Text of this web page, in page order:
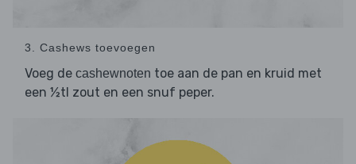
3. Cashews toevoegen
Voeg de cashewnoten toe aan de pan en kruid met
een ½tl zout en een snuf peper.